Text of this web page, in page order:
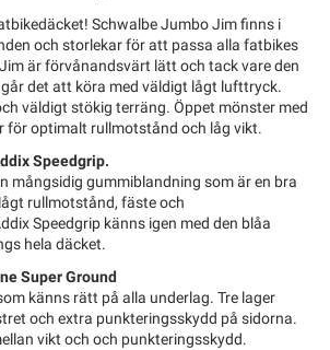
Schwalbe Jumbo Jim finns i
och storlekar för att passa alla fatbikes
är förvånandsvärt lätt och tack vare den
det att köra med väldigt lågt lufttryck.
väldigt stökig terräng. Öppet mönster med
för optimalt rullmotstånd och låg vikt.
Speedgrip.
mångsidig gummiblandning som är en bra
rullmotstånd, fäste och
Speedgrip känns igen med den blåa
hela däcket.
Super Ground
känns rätt på alla underlag. Tre lager
och extra punkteringsskydd på sidorna.
vikt och och punkteringsskydd.